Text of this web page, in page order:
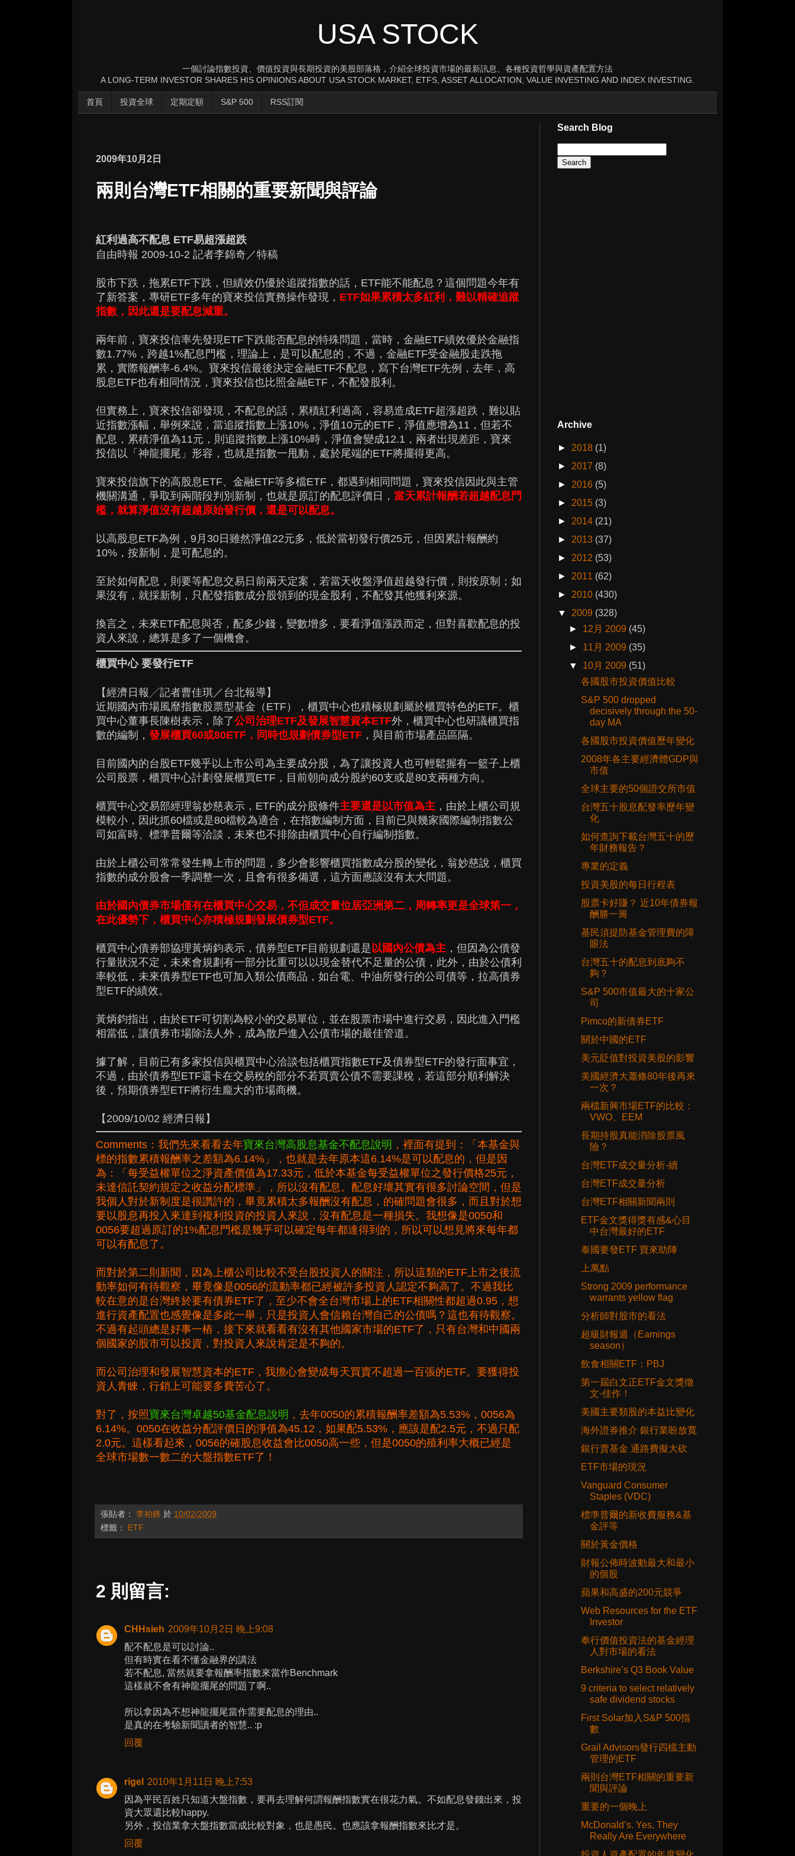
USA STOCK
一個討論指數投資、價值投資與長期投資的美股部落格，介紹全球投資市場的最新訊息、各種投資哲學與資產配置方法
A LONG-TERM INVESTOR SHARES HIS OPINIONS ABOUT USA STOCK MARKET, ETFS, ASSET ALLOCATION, VALUE INVESTING AND INDEX INVESTING.
首頁 投資全球 定期定額 S&P 500 RSS訂閱
2009年10月2日
兩則台灣ETF相關的重要新聞與評論
紅利過高不配息 ETF易超漲超跌
自由時報 2009-10-2 記者李錦奇／特稿
股市下跌，拖累ETF下跌，但績效仍優於追蹤指數的話，ETF能不能配息？這個問題今年有
了新答案，專研ETF多年的寶來投信實務操作發現， ETF如果累積太多紅利，難以精確追蹤
指數，因此還是要配息減重。
兩年前，寶來投信率先發現ETF下跌能否配息的特殊問題，當時，金融ETF績效優於金融指
數1.77%，跨越1%配息門檻，理論上，是可以配息的，不過，金融ETF受金融股走跌拖
累，實際報酬率-6.4%。寶來投信最後決定金融ETF不配息，寫下台灣ETF先例，去年，高
股息ETF也有相同情況，寶來投信也比照金融ETF，不配發股利。
但實務上，寶來投信卻發現，不配息的話，累積紅利過高，容易造成ETF超漲超跌，難以貼
近指數漲幅，舉例來說，當追蹤指數上漲10%，淨值10元的ETF，淨值應增為11，但若不
配息，累積淨值為11元，則追蹤指數上漲10%時，淨值會變成12.1，兩者出現差距，寶來
投信以「神龍擺尾」形容，也就是指數一甩動，處於尾端的ETF將擺得更高。
寶來投信旗下的高股息ETF、金融ETF等多檔ETF，都遇到相同問題，寶來投信因此與主管
機關溝通，爭取到兩階段判別新制，也就是原訂的配息評價日， 當天累計報酬若超越配息門
檻，就算淨值沒有超越原始發行價，還是可以配息。
以高股息ETF為例，9月30日雖然淨值22元多，低於當初發行價25元，但因累計報酬約
10%，按新制，是可配息的。
至於如何配息，則要等配息交易日前兩天定案，若當天收盤淨值超越發行價，則按原制；如
果沒有，就採新制，只配發指數成分股領到的現金股利，不配發其他獲利來源。
換言之，未來ETF配息與否，配多少錢，變數增多，要看淨值漲跌而定，但對喜歡配息的投
資人來說，總算是多了一個機會。
櫃買中心 要發行ETF
【經濟日報╱記者曹佳琪／台北報導】
近期國內市場風靡指數股票型基金（ETF），櫃買中心也積極規劃屬於櫃買特色的ETF。櫃
買中心董事長陳樹表示，除了公司治理ETF及發展智慧資本ETF外，櫃買中心也研議櫃買指
數的編制， 發展櫃買60或80ETF，同時也規劃債券型ETF ，與目前市場產品區隔。
目前國內的台股ETF幾乎以上市公司為主要成分股，為了讓投資人也可輕鬆握有一籃子上櫃
公司股票，櫃買中心計劃發展櫃買ETF，目前朝向成分股約60支或是80支兩種方向。
櫃買中心交易部經理翁妙慈表示，ETF的成分股條件主要還是以市值為主 ，由於上櫃公司規
模較小，因此抓60檔或是80檔較為適合，在指數編制方面，目前已與幾家國際編制指數公
司如富時、標準普爾等洽談，未來也不排除由櫃買中心自行編制指數。
由於上櫃公司常常發生轉上市的問題，多少會影響櫃買指數成分股的變化，翁妙慈說，櫃買
指數的成分股會一季調整一次，且會有很多備選，這方面應該沒有太大問題。
由於國內債券市場僅有在櫃買中心交易，不但成交量位居亞洲第二，周轉率更是全球第一，
在此優勢下，櫃買中心亦積極規劃發展債券型ETF。
櫃買中心債券部協理黃炳鈞表示，債券型ETF目前規劃還是以國內公債為主 ，但因為公債發
行量狀況不定，未來會規劃有一部分比重可以以現金替代不足量的公債，此外，由於公債利
率較低，未來債券型ETF也可加入類公債商品，如台電、中油所發行的公司債等，拉高債券
型ETF的績效。
黃炳鈞指出，由於ETF可切割為較小的交易單位，並在股票市場中進行交易，因此進入門檻
相當低，讓債券市場除法人外，成為散戶進入公債市場的最佳管道。
據了解，目前已有多家投信與櫃買中心洽談包括櫃買指數ETF及債券型ETF的發行面事宜，
不過，由於債券型ETF還卡在交易稅的部分不若買賣公債不需要課稅，若這部分順利解決
後，預期債券型ETF將衍生龐大的市場商機。
【2009/10/02 經濟日報】
Comments：我們先來看看去年寶來台灣高股息基金不配息說明 ，裡面有提到：「本基金與
標的指數累積報酬率之差額為6.14%」，也就是去年原本這6.14%是可以配息的，但是因
為：「每受益權單位之淨資產價值為17.33元，低於本基金每受益權單位之發行價格25元，
未達信託契約規定之收益分配標準」，所以沒有配息。配息好壞其實有很多討論空間，但是
我個人對於新制度是很讚許的，畢竟累積太多報酬沒有配息，的確問題會很多，而且對於想
要以股息再投入來達到複利投資的投資人來說，沒有配息是一種損失。我想像是0050和
0056要超過原訂的1%配息門檻是幾乎可以確定每年都達得到的，所以可以想見將來每年都
可以有配息了。
而對於第二則新聞，因為上櫃公司比較不受台股投資人的關注，所以這類的ETF上市之後流
動率如何有待觀察，畢竟像是0056的流動率都已經被許多投資人認定不夠高了。不過我比
較在意的是台灣終於要有債券ETF了，至少不會全台灣市場上的ETF相關性都超過0.95，想
進行資產配置也感覺像是多此一舉，只是投資人會信賴台灣自己的公債嗎？這也有待觀察。
不過有起頭總是好事一樁，接下來就看看有沒有其他國家市場的ETF了，只有台灣和中國兩
個國家的股市可以投資，對投資人來說肯定是不夠的。
而公司治理和發展智慧資本的ETF，我擔心會變成每天買賣不超過一百張的ETF。要獲得投
資人青睞，行銷上可能要多費苦心了。
對了，按照寶來台灣卓越50基金配息說明 ，去年0050的累積報酬率差額為5.53%，0056為
6.14%。0050在收益分配評價日的淨值為45.12，如果配5.53%，應該是配2.5元，不過只配
2.0元。這樣看起來，0056的確股息收益會比0050高一些，但是0050的殖利率大概已經是
全球市場數一數二的大盤指數ETF了！
張貼者： 李柏鋒 於 10/02/2009
標籤： ETF
2 則留言:
CHHsieh 2009年10月2日 晚上9:08
配不配息是可以討論..
但有時實在看不懂金融界的講法
若不配息, 當然就要拿報酬率指數來當作Benchmark
這樣就不會有神龍擺尾的問題了啊..
所以拿因為不想神龍擺尾當作需要配息的理由..
是真的在考驗新聞讀者的智慧.. :p
回覆
rigel
2010年1月11日 晚上7:53
因為平民百姓只知道大盤指數，要再去理解何謂報酬指數實在很花力氣。不如配息發錢出來，投
資大眾還比較happy.
另外，投信業拿大盤指數當成比較對象，也是愚民。也應該拿報酬指數來比才是。
回覆
Search Blog
Archive
► 2018 (1)
► 2017 (8)
► 2016 (5)
► 2015 (3)
► 2014 (21)
► 2013 (37)
► 2012 (53)
► 2011 (62)
► 2010 (430)
▼ 2009 (328)
► 12月 2009 (45)
► 11月 2009 (35)
▼ 10月 2009 (51)
各國股市投資價值比較
S&P 500 dropped
decisively through the 50-
day MA
各國股市投資價值歷年變化
2008年各主要經濟體GDP與
市值
全球主要的50個證交所市值
台灣五十股息配發率歷年變
化
如何查詢下載台灣五十的歷
年財務報告？
專業的定義
投資美股的每日行程表
股票卡好賺？ 近10年債券報
酬勝一籌
基民須提防基金管理費的障
眼法
台灣五十的配息到底夠不
夠？
S&P 500市值最大的十家公
司
Pimco的新債券ETF
關於中國的ETF
美元貶值對投資美股的影響
美國經濟大蕭條80年後再來
一次？
兩檔新興市場ETF的比較：
VWO、EEM
長期持股真能消除股票風
險？
台灣ETF成交量分析-續
台灣ETF成交量分析
台灣ETF相關新聞兩則
ETF金文獎得獎有感&心目
中台灣最好的ETF
泰國要發ETF 寶來助陣
上萬點
Strong 2009 performance
warrants yellow flag
分析師對股市的看法
超級財報週（Earnings
season）
飲食相關ETF：PBJ
第一屆白文正ETF金文獎徵
文-佳作！
美國主要類股的本益比變化
海外證券推介 銀行業盼放寬
銀行賣基金 通路費擬大砍
ETF市場的現況
Vanguard Consumer
Staples (VDC)
標準普爾的新收費服務&基
金評等
關於黃金價格
財報公佈時波動最大和最小
的個股
蘋果和高盛的200元競爭
Web Resources for the ETF
Investor
奉行價值投資法的基金經理
人對市場的看法
Berkshire’s Q3 Book Value
9 criteria to select relatively
safe dividend stocks
First Solar加入S&P 500指
數
Grail Advisors發行四檔主動
管理的ETF
兩則台灣ETF相關的重要新
聞與評論
重要的一個晚上
McDonald’s. Yes, They
Really Are Everywhere